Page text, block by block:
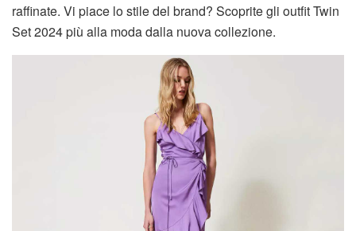
raffinate. Vi piace lo stile del brand? Scoprite gli outfit Twin
Set 2024 più alla moda dalla nuova collezione.